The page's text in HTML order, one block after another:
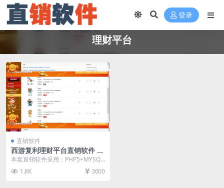
登录
理财平台
直销软件
西游复利理财平台直销软件 直
销系统 直销管理软件
本套直销软件采用：PHP5+MYSQL
开发，是一套西游复利理财平台直
销软件，具体...
1.8K 3000